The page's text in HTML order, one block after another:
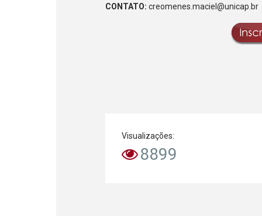
CONTATO: creomenes.maciel@unicap.br
Visualizações:
8899